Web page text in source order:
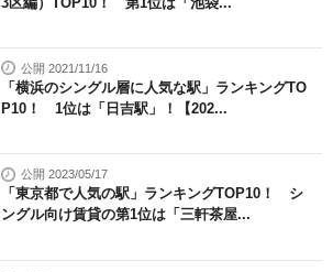
公開 2021/11/16
「横浜のシングル層に人気な駅」ランキングTO
P10！ 1位は「日吉駅」！【202...
公開 2023/05/17
「東京都で人気の駅」ランキングTOP10！ シ
ングル向け賃貸の第1位は「三軒茶屋...